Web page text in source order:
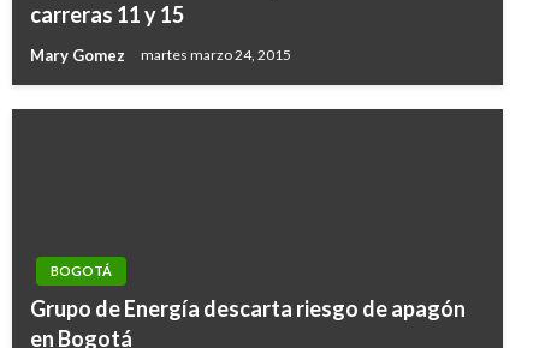
carreras 11 y 15
Mary Gomez martes marzo 24, 2015
BOGOTÁ
Grupo de Energía descarta riesgo de apagón
en Bogotá